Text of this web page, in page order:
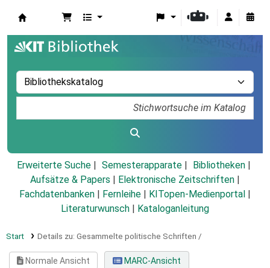
Erweiterte Suche Semesterapparate
Bibliotheken
Aufsätze & Papers
Elektronische Zeitschriften
Fachdatenbanken
Fernleihe KITopen-Medienportal
Literaturwunsch
Kataloganleitung
Start Details zu: Gesammelte politische Schriften /
Normale Ansicht
MARC-Ansicht